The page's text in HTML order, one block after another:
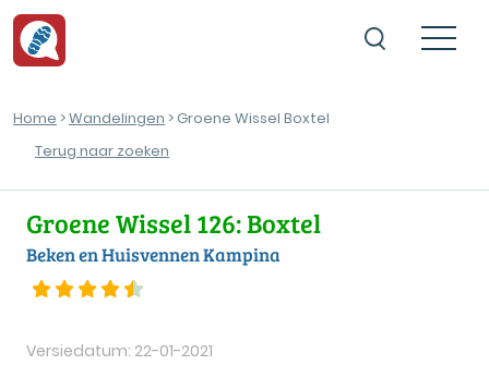
Home >Wandelingen > Groene Wissel Boxtel
Terug naar zoeken
Groene Wissel 126: Boxtel
Beken en Huisvennen Kampina
Versiedatum: 22-01-2021